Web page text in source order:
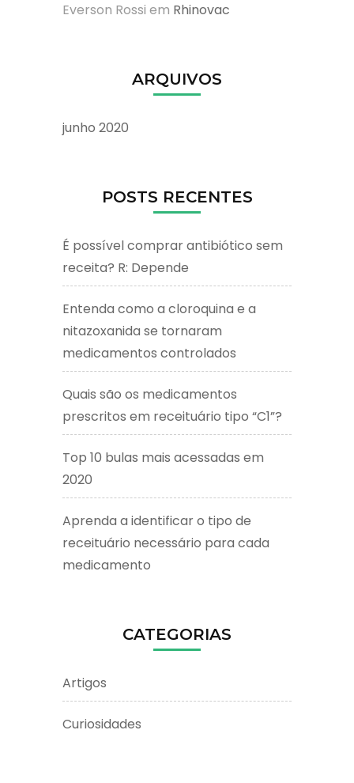
Everson Rossi em Rhinovac
ARQUIVOS
junho 2020
POSTS RECENTES
É possível comprar antibiótico sem
receita? R: Depende
Entenda como a cloroquina e a
nitazoxanida se tornaram
medicamentos controlados
Quais são os medicamentos
prescritos em receituário tipo “C1”?
Top 10 bulas mais acessadas em
2020
Aprenda a identificar o tipo de
receituário necessário para cada
medicamento
CATEGORIAS
Artigos
Curiosidades